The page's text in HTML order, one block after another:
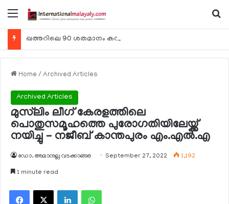
Menu
Home / Archived Articles
Archived Articles
മുസ്‌ലിം ലീഗ് കേരളത്തിലെ
പൊതുസമൂഹത്തെ പുരോഗതിയിലേയ്ക്ക്
നയിച്ചു – നജീബ് കാന്തപുരം എം.എല്‍.എ
ഡോ. അമാനുല്ല വടക്കാങ്ങര September 27, 2022 1,192
1 minute read
Facebook
X LinkedInWhatsApp